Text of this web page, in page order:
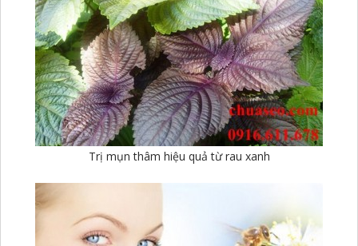
Trị mụn thâm hiệu quả từ rau xanh